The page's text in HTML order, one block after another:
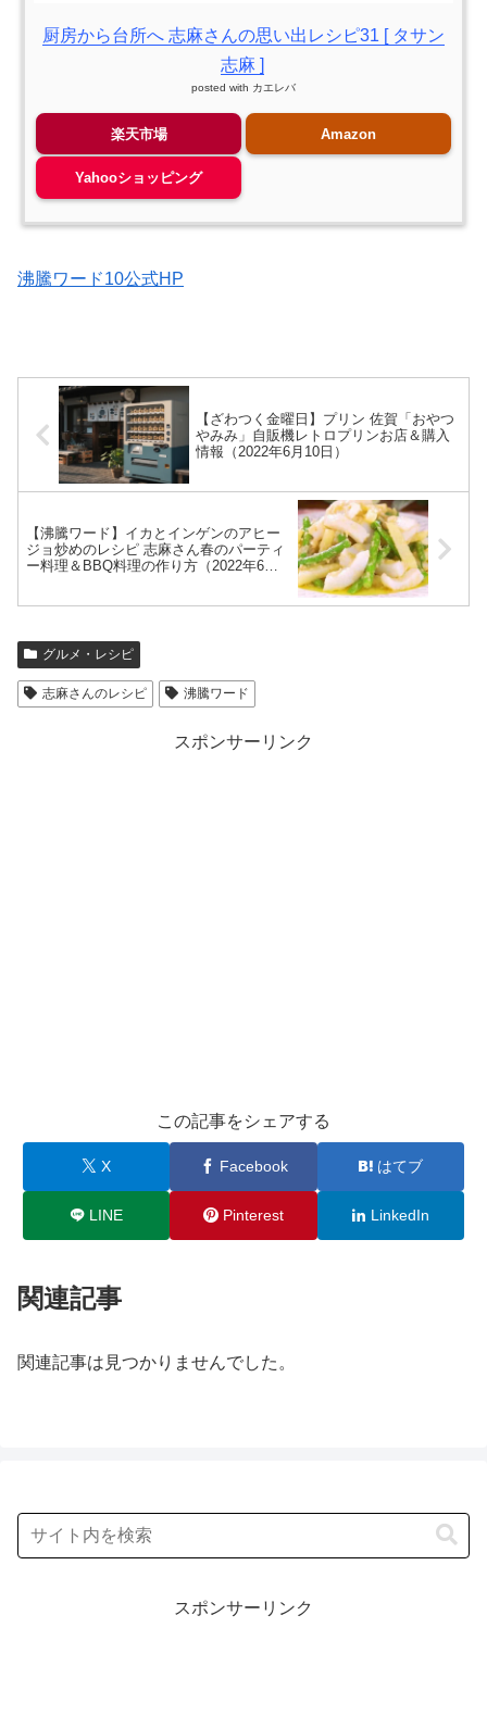
厨房から台所へ 志麻さんの思い出レシピ31 [ タサン
志麻 ]
posted with カエレバ
楽天市場 Amazon
Yahooショッピング
沸騰ワード10公式HP
【ざわつく金曜日】プリン 佐賀「おやつ
やみみ」自販機レトロプリンお店＆購入
情報（2022年6月10日）
【沸騰ワード】イカとインゲンのアヒー
ジョ炒めのレシピ 志麻さん春のパーティ
ー料理＆BBQ料理の作り方（2022年6月
グルメ・レシピ
志麻さんのレシピ 沸騰ワード
スポンサーリンク
この記事をシェアする
X Facebook はてブ
LINE Pinterest LinkedIn
関連記事
関連記事は見つかりませんでした。
スポンサーリンク